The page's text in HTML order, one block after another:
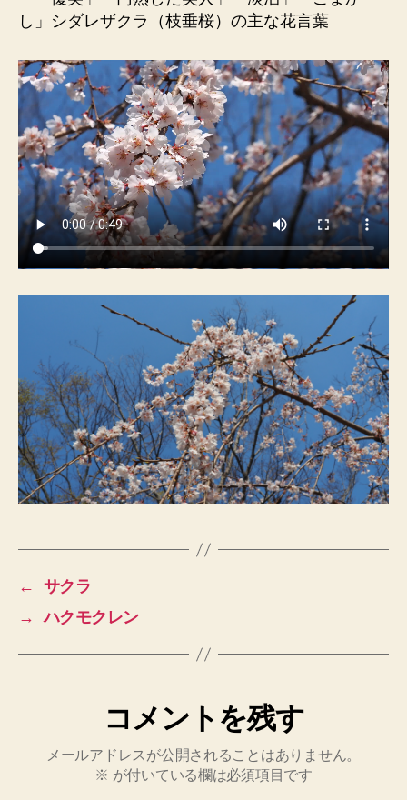
へ
し」シダレザクラ（枝垂桜）の主な花言葉
←
サクラ
→
ハクモクレン
コメントを残す
メールアドレスが公開されることはありません。
※ が付いている欄は必須項目です